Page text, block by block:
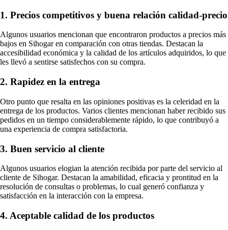
1. Precios competitivos y buena relación calidad-precio
Algunos usuarios mencionan que encontraron productos a precios más
bajos en Sihogar en comparación con otras tiendas. Destacan la
accesibilidad económica y la calidad de los artículos adquiridos, lo que
les llevó a sentirse satisfechos con su compra.
2. Rapidez en la entrega
Otro punto que resalta en las opiniones positivas es la celeridad en la
entrega de los productos. Varios clientes mencionan haber recibido sus
pedidos en un tiempo considerablemente rápido, lo que contribuyó a
una experiencia de compra satisfactoria.
3. Buen servicio al cliente
Algunos usuarios elogian la atención recibida por parte del servicio al
cliente de Sihogar. Destacan la amabilidad, eficacia y prontitud en la
resolución de consultas o problemas, lo cual generó confianza y
satisfacción en la interacción con la empresa.
4. Aceptable calidad de los productos